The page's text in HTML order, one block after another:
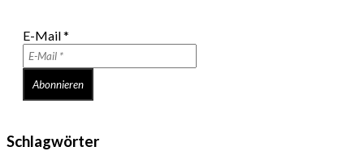
E-Mail*
Schlagwörter